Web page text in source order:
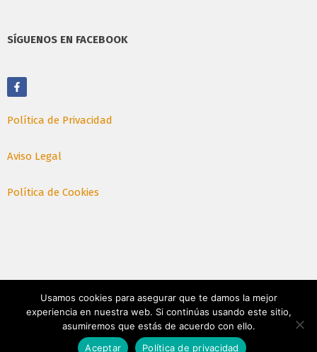
SÍGUENOS EN FACEBOOK
Política de Privacidad
Aviso Legal
Política de Cookies
© Julio 2026. Todos los derechos reservados, Braco SL.
Usamos cookies para asegurar que te damos la mejor
experiencia en nuestra web. Si continúas usando este sitio,
asumiremos que estás de acuerdo con ello.
Aceptar
Política de privacidad